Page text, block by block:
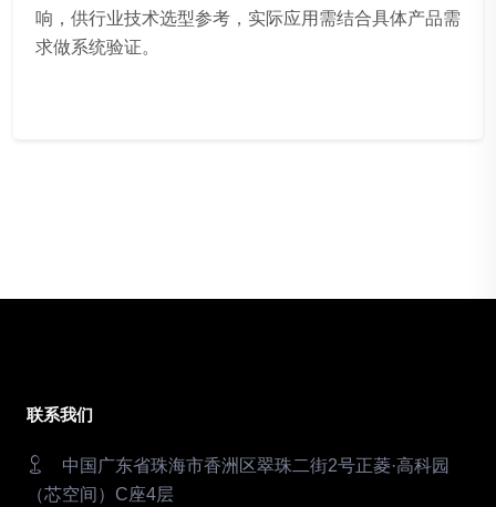
响，供行业技术选型参考，实际应用需结合具体产品需
求做系统验证。
联系我们
中国广东省珠海市香洲区翠珠二街2号正菱·高科园
（芯空间）C座4层